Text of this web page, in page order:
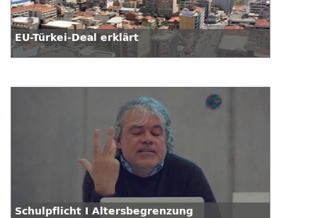
EU-Türkei-Deal erklärt
Schulpflicht I Altersbegrenzung